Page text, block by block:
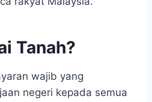
Tanah?
wajib yang
negeri kepada semua